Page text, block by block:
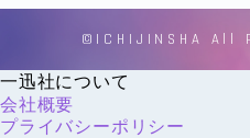
©ICHIJINSHA All
一迅社について
会社概要
プライバシーポリシー